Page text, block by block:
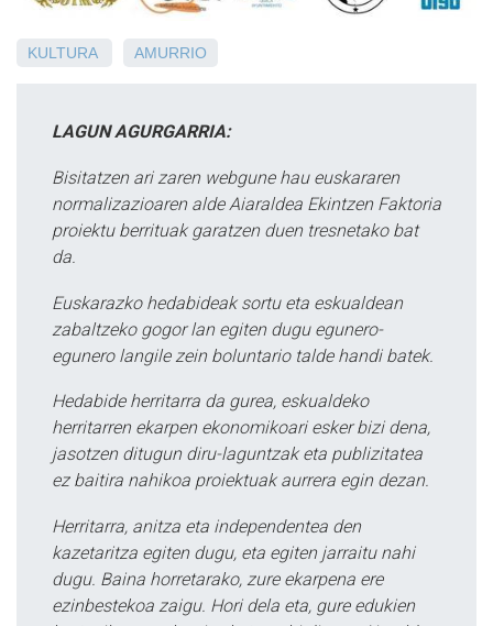
KULTURA AMURRIO
LAGUN AGURGARRIA:
Bisitatzen ari zaren webgune hau euskararen
normalizazioaren alde Aiaraldea Ekintzen Faktoria
proiektu berrituak garatzen duen tresnetako bat
da.
Euskarazko hedabideak sortu eta eskualdean
zabaltzeko gogor lan egiten dugu egunero-
egunero langile zein boluntario talde handi batek.
Hedabide herritarra da gurea, eskualdeko
herritarren ekarpen ekonomikoari esker bizi dena,
jasotzen ditugun diru-laguntzak eta publizitatea
ez baitira nahikoa proiektuak aurrera egin dezan.
Herritarra, anitza eta independentea den
kazetaritza egiten dugu, eta egiten jarraitu nahi
dugu. Baina horretarako, zure ekarpena ere
ezinbestekoa zaigu. Hori dela eta, gure edukien